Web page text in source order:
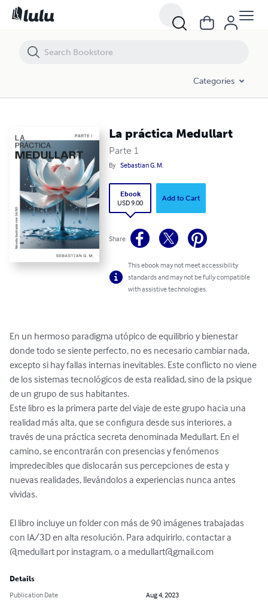
Categories
La práctica Medullart
Parte 1
By Sebastian G. M.
Ebook
USD 9.00
Add to Cart
Share
This ebook may not meet accessibility
standards and may not be fully compatible
with assistive technologies.
En un hermoso paradigma utópico de equilibrio y bienestar
donde todo se siente perfecto, no es necesario cambiar nada,
excepto si hay fallas internas inevitables. Este conflicto no viene
de los sistemas tecnológicos de esta realidad, sino de la psique
de un grupo de sus habitantes.
Este libro es la primera parte del viaje de este grupo hacia una
realidad más alta, que se configura desde sus interiores, a
través de una práctica secreta denominada Medullart. En el
camino, se encontrarán con presencias y fenómenos
impredecibles que dislocarán sus percepciones de esta y
nuevas realidades, llevándolos a experiencias nunca antes
vividas.
El libro incluye un folder con más de 90 imágenes trabajadas
con IA/3D en alta resolución. Para adquirirlo, contactar a
@medullart por instagram, o a medullart@gmail.com
Details
Publication Date
Aug 4, 2023
La práctica Medullart